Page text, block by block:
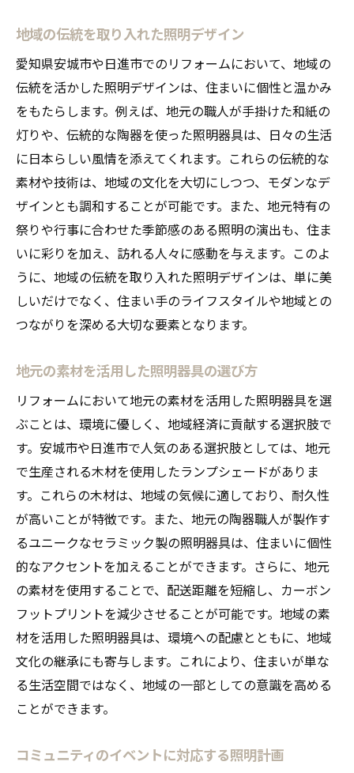
地域の伝統を取り入れた照明デザイン
愛知県安城市や日進市でのリフォームにおいて、地域の
伝統を活かした照明デザインは、住まいに個性と温かみ
をもたらします。例えば、地元の職人が手掛けた和紙の
灯りや、伝統的な陶器を使った照明器具は、日々の生活
に日本らしい風情を添えてくれます。これらの伝統的な
素材や技術は、地域の文化を大切にしつつ、モダンなデ
ザインとも調和することが可能です。また、地元特有の
祭りや行事に合わせた季節感のある照明の演出も、住ま
いに彩りを加え、訪れる人々に感動を与えます。このよ
うに、地域の伝統を取り入れた照明デザインは、単に美
しいだけでなく、住まい手のライフスタイルや地域との
つながりを深める大切な要素となります。
地元の素材を活用した照明器具の選び方
リフォームにおいて地元の素材を活用した照明器具を選
ぶことは、環境に優しく、地域経済に貢献する選択肢で
す。安城市や日進市で人気のある選択肢としては、地元
で生産される木材を使用したランプシェードがありま
す。これらの木材は、地域の気候に適しており、耐久性
が高いことが特徴です。また、地元の陶器職人が製作す
るユニークなセラミック製の照明器具は、住まいに個性
的なアクセントを加えることができます。さらに、地元
の素材を使用することで、配送距離を短縮し、カーボン
フットプリントを減少させることが可能です。地域の素
材を活用した照明器具は、環境への配慮とともに、地域
文化の継承にも寄与します。これにより、住まいが単な
る生活空間ではなく、地域の一部としての意識を高める
ことができます。
コミュニティのイベントに対応する照明計画